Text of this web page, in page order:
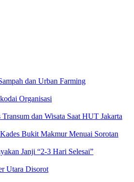
dan Urban Farming
Organisasi
dan Wisata Saat HUT Jakarta
Bukit Makmur Menuai Sorotan
Janji “2-3 Hari Selesai”
Utara Disorot